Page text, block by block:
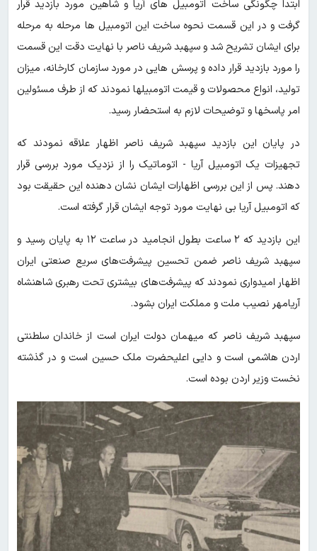
ابتدا چگونگی ساخت اتومبیل های آریا و شاهین مورد بازدید قرار
گرفت و در این قسمت نحوه ساخت این اتومبیل ها مرحله به مرحله
برای ایشان تشریح شد و سپهبد شریف ناصر با نهایت دقت این قسمت
را مورد بازدید قرار داده و پرسش هایی در مورد سازمان کارخانه، میزان
تولید، انواع محصولات و قیمت اتومبیلها نمودند که از طرف مسئولین
امر پاسخها و توضیحات لازم به استحضار رسید.
در پایان این بازدید سپهبد شریف ناصر اظهار علاقه نمودند که
تجهیزات یک اتومبیل آریا - اتوماتیک را از نزدیک مورد بررسی قرار
دهند. پس از این بررسی اظهارات ایشان نشان دهنده این حقیقت بود
که اتومبیل آریا بی نهایت مورد توجه ایشان قرار گرفته است.
این بازدید که ۲ ساعت بطول انجامید در ساعت ۱۲ به پایان رسید و
سپهبد شریف ناصر ضمن تحسین پیشرفت‌های سریع صنعتی ایران
اظهار امیدواری نمودند که پیشرفت‌های بیشتری تحت رهبری شاهنشاه
آریامهر نصیب ملت و مملکت ایران بشود.
سپهبد شریف ناصر که میهمان دولت ایران است از خاندان سلطنتی
اردن هاشمی است و دایی اعلیحضرت ملک حسین است و در گذشته
نخست وزیر اردن بوده است.